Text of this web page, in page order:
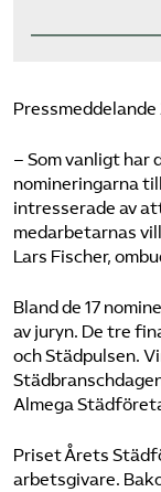
– Som vanligt har
nomineringarna
intresserade av
medarbetarnas
Lars Fischer,
Bland de 17
av juryn. De tre
och Städpulsen.
Almega
Priset Årets
arbetsgivare.